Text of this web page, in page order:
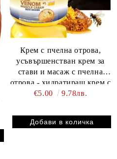
Крем с пчелна отрова,
усъвършенстван крем за
стави и масаж с пчелна
отрова - хидратиращ крем с
мед, куркума, алое вера и
ръце, колене 60 грама
€5.00 9.78лв.